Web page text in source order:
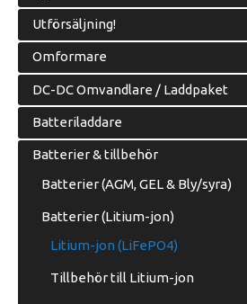
Utförsäljning!
Omformare
DC-DC Omvandlare / Laddpaket
Batteriladdare
Batterier & tillbehör
Batterier (AGM, GEL & Bly/syra)
Batterier (Litium-jon)
Litium-jon (LiFePO4)
Tillbehör till Litium-jon